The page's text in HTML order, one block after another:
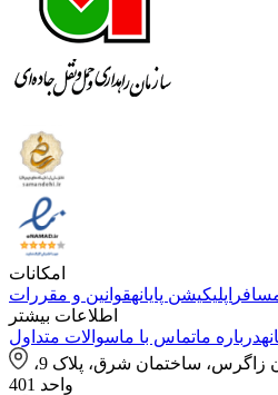
امکانات
اپلیکیشن پایانهقوانین و مقررات
اطلاعات بیشتر
درباره ماتماس با ماسوالات متداول
واحد 401